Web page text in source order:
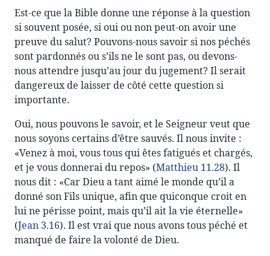
Est-ce que la Bible donne une réponse à la question
si souvent posée, si oui ou non peut-on avoir une
preuve du salut? Pouvons-nous savoir si nos péchés
sont pardonnés ou s’ils ne le sont pas, ou devons-
nous attendre jusqu’au jour du jugement? Il serait
dangereux de laisser de côté cette question si
importante.
Oui, nous pouvons le savoir, et le Seigneur veut que
nous soyons certains d’être sauvés. Il nous invite :
«Venez à moi, vous tous qui êtes fatigués et chargés,
et je vous donnerai du repos» (Matthieu 11.28). Il
nous dit : «Car Dieu a tant aimé le monde qu’il a
donné son Fils unique, afin que quiconque croit en
lui ne périsse point, mais qu’il ait la vie éternelle»
(Jean 3.16). Il est vrai que nous avons tous péché et
manqué de faire la volonté de Dieu.